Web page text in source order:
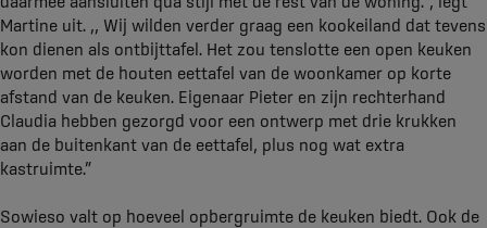
Martine uit. ,, Wij wilden verder graag een kookeiland dat tevens
kon dienen als ontbijttafel. Het zou tenslotte een open keuken
worden met de houten eettafel van de woonkamer op korte
afstand van de keuken. Eigenaar Pieter en zijn rechterhand
Claudia hebben gezorgd voor een ontwerp met drie krukken
aan de buitenkant van de eettafel, plus nog wat extra
kastruimte.”
Sowieso valt op hoeveel opbergruimte de keuken biedt. Ook de